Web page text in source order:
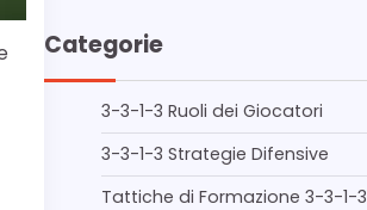
Categorie
3-3-1-3 Ruoli dei Giocatori
3-3-1-3 Strategie Difensive
Tattiche di Formazione 3-3-1-3